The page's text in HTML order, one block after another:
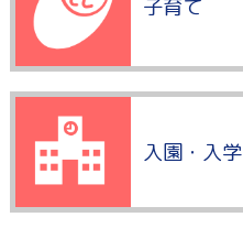
子育て
入園・入学